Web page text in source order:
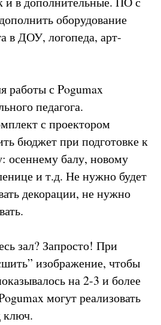
оборудование
в ДОУ, логопеда, арт-
работы с Pogumax
педагога.
с проектором
бюджет при подготовке к
осеннему балу, новому
и т.д. Не нужно будет
декорации, не нужно
зал? Запросто! При
изображение, чтобы
на 2-3 и более
могут реализовать
ключ.